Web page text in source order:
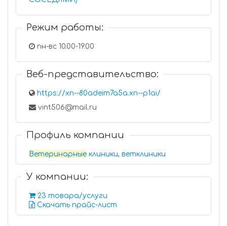
Режим работы:
пн-вс 10.00-19.00
Веб-представительство:
https://xn--80adeim7a5a.xn--p1ai/
vint506@mail.ru
Профиль компании
Ветеринарные клиники, ветклиники
У компании:
23 товара/услуги
Скачать прайс-лист